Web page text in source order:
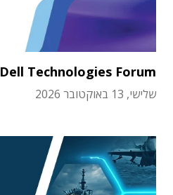
Dell Technologies Forum
שלישי, 13 באוקטובר 2026